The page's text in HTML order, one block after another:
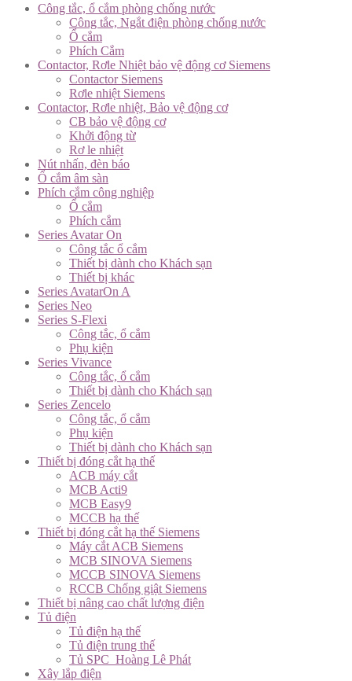
Công tắc, ổ cắm phòng chống nước
Công tắc, Ngắt điện phòng chống nước
Ổ cắm
Phích Cắm
Contactor, Rơle Nhiệt bảo vệ động cơ Siemens
Contactor Siemens
Rơle nhiệt Siemens
Contactor, Rơle nhiệt, Bảo vệ động cơ
CB bảo vệ động cơ
Khởi động từ
Rơ le nhiệt
Nút nhấn, đèn báo
Ổ cắm âm sàn
Phích cắm công nghiệp
Ổ cắm
Phích cắm
Series Avatar On
Công tắc ổ cắm
Thiết bị dành cho Khách sạn
Thiết bị khác
Series AvatarOn A
Series Neo
Series S-Flexi
Công tắc, ổ cắm
Phụ kiện
Series Vivance
Công tắc, ổ cắm
Thiết bị dành cho Khách sạn
Series Zencelo
Công tắc, ổ cắm
Phụ kiện
Thiết bị dành cho Khách sạn
Thiết bị đóng cắt hạ thế
ACB máy cắt
MCB Acti9
MCB Easy9
MCCB hạ thế
Thiết bị đóng cắt hạ thế Siemens
Máy cắt ACB Siemens
MCB SINOVA Siemens
MCCB SINOVA Siemens
RCCB Chống giật Siemens
Thiết bị nâng cao chất lượng điện
Tủ điện
Tủ điện hạ thế
Tủ điện trung thế
Tủ SPC_Hoàng Lê Phát
Xây lắp điện